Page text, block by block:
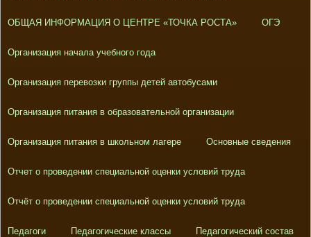
ОБЩАЯ ИНФОРМАЦИЯ О ЦЕНТРЕ «ТОЧКА РОСТА» ОГЭ
Организация начала учебного года
Организация перевозки группы детей автобусами
Организация питания в образовательной организации
Организация питания в школьном лагере Основные сведения
Отчет о проведении специальной оценки условий труда
Отчёт о проведении специальной оценки условий труда
Педагоги Педагогические классы Педагогический состав